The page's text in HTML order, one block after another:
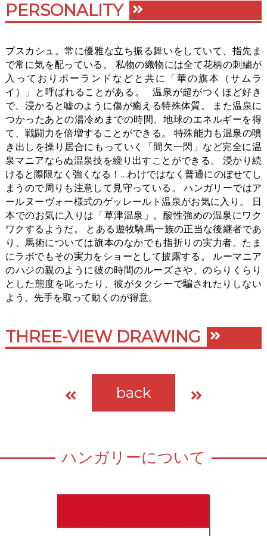
PERSONALITY
プスカシュ。常に優雅な立ち振る舞いをしていて、指先ま
で常に気を配っている。 私物の織物には全て花柄の刺繍が
入っておりポーランドなどと共に「華の旗本（サムラ
イ）」と呼ばれることがある。 温泉が超がつくほど好き
で、浸かると嘘のように傷が癒える特殊体質。 また温泉に
つかったあとの湯冷めまでの時間、地球のエネルギーを得
て、戦闘力を倍増することができる。 特殊能力も温泉の噴
き出しを操り居合にもっていく「間欠一閃」など完全に温
泉マニアならぬ温泉技を繰り出すことができる。 浸かり続
けると際限なく強くなる！…わけではなく普通にのぼせてし
まうので周りも注意して見守っている。 ハンガリーではア
ールヌーヴォー様式のゲッレールト温泉がお気に入り。 日
本でのお気に入りは「草津温泉」。酸性強めの温泉にワク
ワクするようだ。 とある遊牧騎馬一族の正当な後継者であ
り、馬術については旗本のなかでも指折りの実力者。たま
にラボでもその実力をショーとして披露する。 ルーマニア
のハジの親のように彼の時間のルーズさや、のらりくらり
とした態度を叱ったり、彼がタクシーで騙されたりしない
よう、先手を取って動くのが得意。
THREE-VIEW DRAWING
back
ハンガリーについて